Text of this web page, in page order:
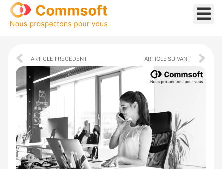
Aller
contenu
Prev
ARTICLE PRÉCÉDENT ARTICLE SUIVANT